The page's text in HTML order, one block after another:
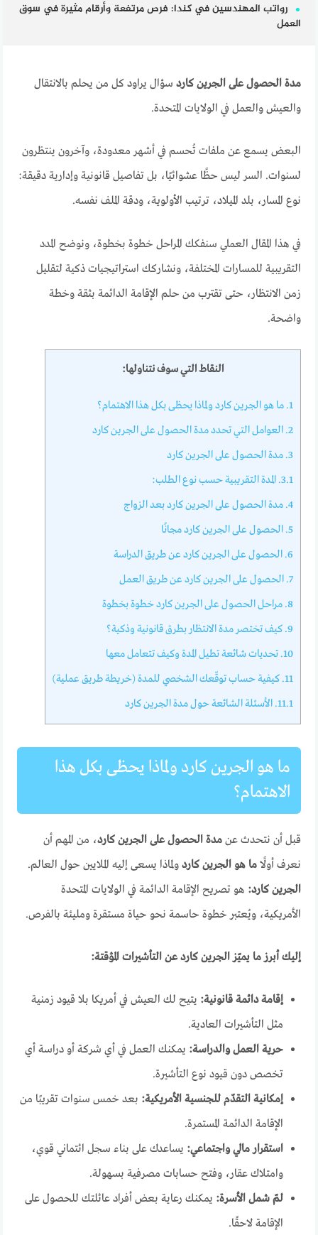
رواتب المهندسين في كندا: فرص مرتفعة وأرقام مثيرة في سوق
العمل
مدة الحصول على الجرين كارد سؤال يراود كل من يحلم بالانتقال
والعيش والعمل في الولايات المتحدة.
البعض يسمع عن ملفات تُحسم في أشهر معدودة، وآخرون ينتظرون
لسنوات. السر ليس حظًا عشوائيًا، بل تفاصيل قانونية وإدارية دقيقة:
نوع المسار، بلد الميلاد، ترتيب الأولوية، ودقة الملف نفسه.
في هذا المقال العملي سنفكك المراحل خطوة بخطوة، ونوضح المدد
التقريبية للمسارات المختلفة، ونشاركك استراتيجيات ذكية لتقليل
زمن الانتظار، حتى تقترب من حلم الإقامة الدائمة بثقة وخطة
واضحة.
النقاط التي سوف نتناولها:
1. ما هو الجرين كارد ولماذا يحظى بكل هذا الاهتمام؟
2. العوامل التي تحدد مدة الحصول على الجرين كارد
3. مدة الحصول على الجرين كارد
3.1. المدة التقريبية حسب نوع الطلب:
4. مدة الحصول على الجرين كارد بعد الزواج
5. الحصول على الجرين كارد مجانًا
6. الحصول على الجرين كارد عن طريق الدراسة
7. الحصول على الجرين كارد عن طريق العمل
8. مراحل الحصول على الجرين كارد خطوة بخطوة
9. كيف تختصر مدة الانتظار بطرق قانونية وذكية؟
10. تحديات شائعة تطيل المدة وكيف تتعامل معها
11. كيفية حساب توقّعك الشخصي للمدة (خريطة طريق عملية)
11.1. الأسئلة الشائعة حول مدة الجرين كارد
ما هو الجرين كارد ولماذا يحظى بكل هذا
الاهتمام؟
قبل أن نتحدث عنمدة الحصول على الجرين كارد، من المهم أن
نعرف أولًاما هو الجرين كارد ولماذا يسعى إليه الملايين حول العالم.
الجرين كارد: هو تصريح الإقامة الدائمة في الولايات المتحدة
الأمريكية، ويُعتبر خطوة حاسمة نحو حياة مستقرة ومليئة بالفرص.
إليك أبرز ما يميّز الجرين كارد عن التأشيرات المؤقتة:
إقامة دائمة قانونية: يتيح لك العيش في أمريكا بلا قيود زمنية
مثل التأشيرات العادية.
حرية العمل والدراسة: يمكنك العمل في أي شركة أو دراسة أي
تخصص دون قيود نوع التأشيرة.
إمكانية التقدّم للجنسية الأمريكية: بعد خمس سنوات تقريبًا من
الإقامة الدائمة المستمرة.
استقرار مالي واجتماعي: يساعدك على بناء سجل ائتماني قوي،
وامتلاك عقار، وفتح حسابات مصرفية بسهولة.
لمّ شمل الأسرة: يمكنك رعاية بعض أفراد عائلتك للحصول على
الإقامة لاحقًا.